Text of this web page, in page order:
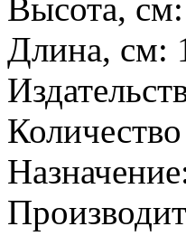
Высота,
Длина, см: